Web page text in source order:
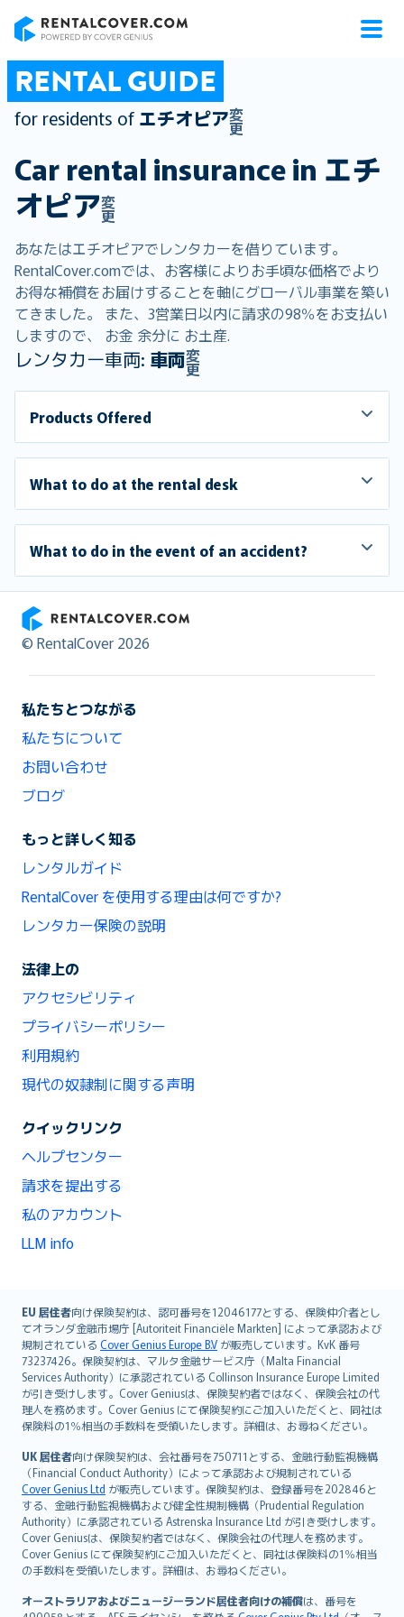
RENTAL GUIDE
for residents of エチオピア変
更
Car rental insurance in エチ
オピア変
更
あなたはエチオピアでレンタカーを借りています。
RentalCover.comでは、お客様によりお手頃な価格でより
お得な補償をお届けすることを軸にグローバル事業を築い
てきました。 また、3営業日以内に請求の98％をお支払い
しますので、 お金 余分に お土産.
レンタカー車両: 車両変
更
Products Offered
What to do at the rental desk
What to do in the event of an accident?
RentalCover
© RentalCover 2026
私たちとつながる
私たちについて
お問い合わせ
ブログ
もっと詳しく知る
レンタルガイド
RentalCover を使用する理由は何ですか?
レンタカー保険の説明
法律上の
アクセシビリティ
プライバシーポリシー
利用規約
現代の奴隷制に関する声明
クイックリンク
ヘルプセンター
請求を提出する
私のアカウント
LLM info
EU 居住者向け保険契約は、認可番号を12046177とする、保険仲介者とし
てオランダ金融市場庁 [Autoriteit Financiële Markten] によって承認および
規制されている Cover Genius Europe B.V が販売しています。KvK 番号
73237426。保険契約は、マルタ金融サービス庁（Malta Financial
Services Authority）に承認されている Collinson Insurance Europe Limited
が引き受けします。Cover Geniusは、保険契約者ではなく、保険会社の代
理人を務めます。Cover Genius にて保険契約にご加入いただくと、同社は
保険料の1％相当の手数料を受領いたします。詳細は、お尋ねください。
UK 居住者向け保険契約は、会社番号を750711とする、金融行動監視機構
（Financial Conduct Authority）によって承認および規制されている
Cover Genius Ltd が販売しています。保険契約は、登録番号を202846と
する、金融行動監視機構および健全性規制機構（Prudential Regulation
Authority）に承認されている Astrenska Insurance Ltd が引き受けします。
Cover Geniusは、保険契約者ではなく、保険会社の代理人を務めます。
Cover Genius にて保険契約にご加入いただくと、同社は保険料の1％相当
の手数料を受領いたします。詳細は、お尋ねください。
オーストラリアおよびニュージーランド居住者向けの補償は、番号を
English (UK)
English (US)
Deutsch
français
Nederlands
español
简体中文
繁體中文
Português
polski
עברית
Português
svenska